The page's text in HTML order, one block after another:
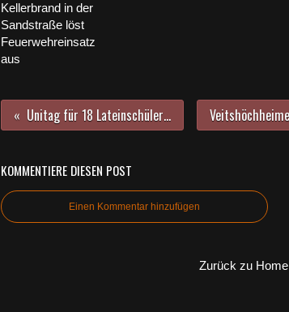
Kellerbrand in der
Sandstraße löst
Feuerwehreinsatz
aus
Unitag für 18 Lateinschüler der Oberstufe des Gymnasiums Veitshöchheim
KOMMENTIERE DIESEN POST
Einen Kommentar hinzufügen
Zurück zu Home